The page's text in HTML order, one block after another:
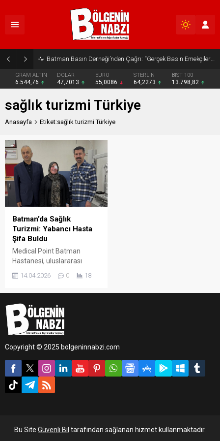
Batman Basın Derneği’nden Çağrı: “Gerçek Basın Emekçileri Desteklenmeli”
GRAM ALTIN
6.544,76
DOLAR
47,7013
EURO
55,0086
STERLİN
64,2273
BIST 100
13.798,82
sağlık turizmi Türkiye
Anasayfa Etiket:sağlık turizmi Türkiye
Batman’da Sağlık
Turizmi: Yabancı Hasta
Şifa Buldu
Medical Point Batman
Hastanesi, uluslararası
hizmetlerine bir yenisini
altına alınan hasta, başarılı
geçen operasyonun
ardından sağlığına
14.04.2026 0 18
Copyright © 2025 bolgeninnabzi.com
Bu Site Güvenli Bil tarafından sağlanan hizmet kullanmaktadır.